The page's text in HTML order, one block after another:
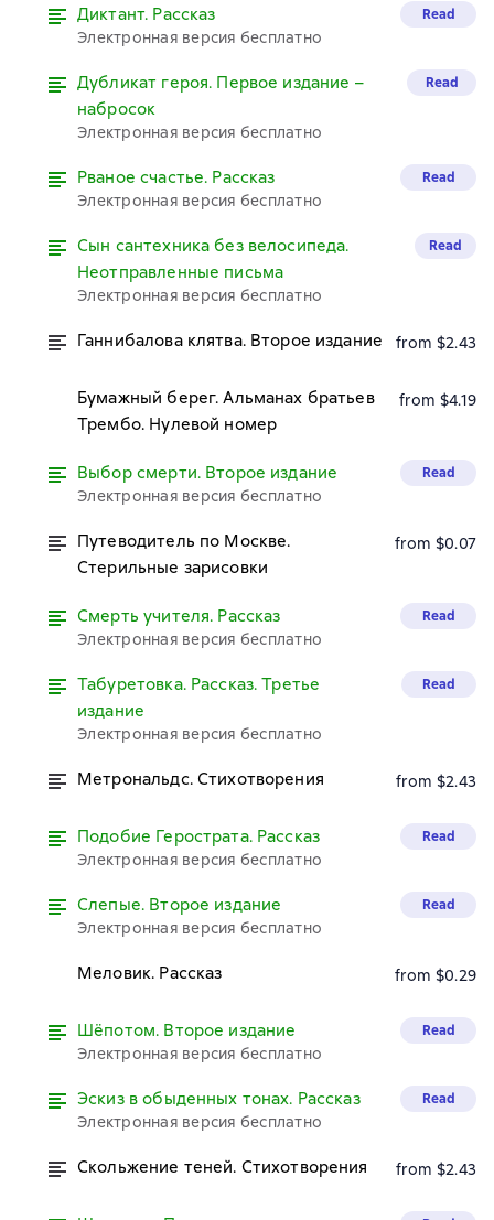
Диктант. Рассказ
Электронная версия бесплатно
Read
Дубликат героя. Первое издание –
набросок
Электронная версия бесплатно
Read
Рваное счастье. Рассказ
Электронная версия бесплатно
Read
Сын сантехника без велосипеда.
Неотправленные письма
Электронная версия бесплатно
Read
Ганнибалова клятва. Второе издание from $2.43
Бумажный берег. Альманах братьев
Трембо. Нулевой номер
from $4.19
Выбор смерти. Второе издание
Электронная версия бесплатно
Read
Путеводитель по Москве.
Стерильные зарисовки
from $0.07
Смерть учителя. Рассказ
Электронная версия бесплатно
Read
Табуретовка. Рассказ. Третье
издание
Электронная версия бесплатно
Read
Метрональдс. Стихотворения from $2.43
Подобие Герострата. Рассказ
Электронная версия бесплатно
Read
Слепые. Второе издание
Электронная версия бесплатно
Read
Меловик. Рассказ from $0.29
Шёпотом. Второе издание
Электронная версия бесплатно
Read
Эскиз в обыденных тонах. Рассказ
Электронная версия бесплатно
Read
Скольжение теней. Стихотворения from $2.43